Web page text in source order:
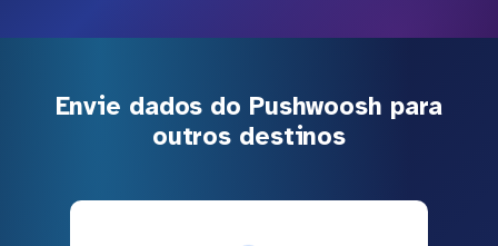
Envie dados do Pushwoosh para
outros destinos